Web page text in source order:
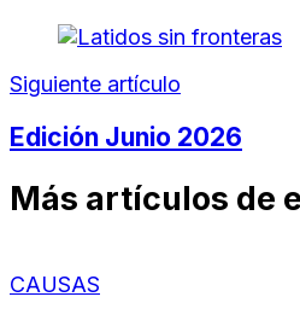
Siguiente artículo
Edición Junio 2026
Más artículos de
CAUSAS